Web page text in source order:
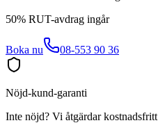
50% RUT-avdrag ingår
Boka nu 08-553 90 36
Nöjd-kund-garanti
Inte nöjd? Vi åtgärdar kostnadsfritt